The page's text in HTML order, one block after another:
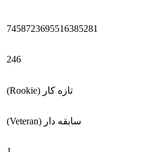
7458723695516385281
246
تازه کار (Rookie)
سابقه دار (Veteran)